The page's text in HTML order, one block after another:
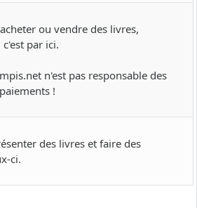
ou vendre des livres,
par ici.
n'est pas responsable des
!
des livres et faire des
ci.